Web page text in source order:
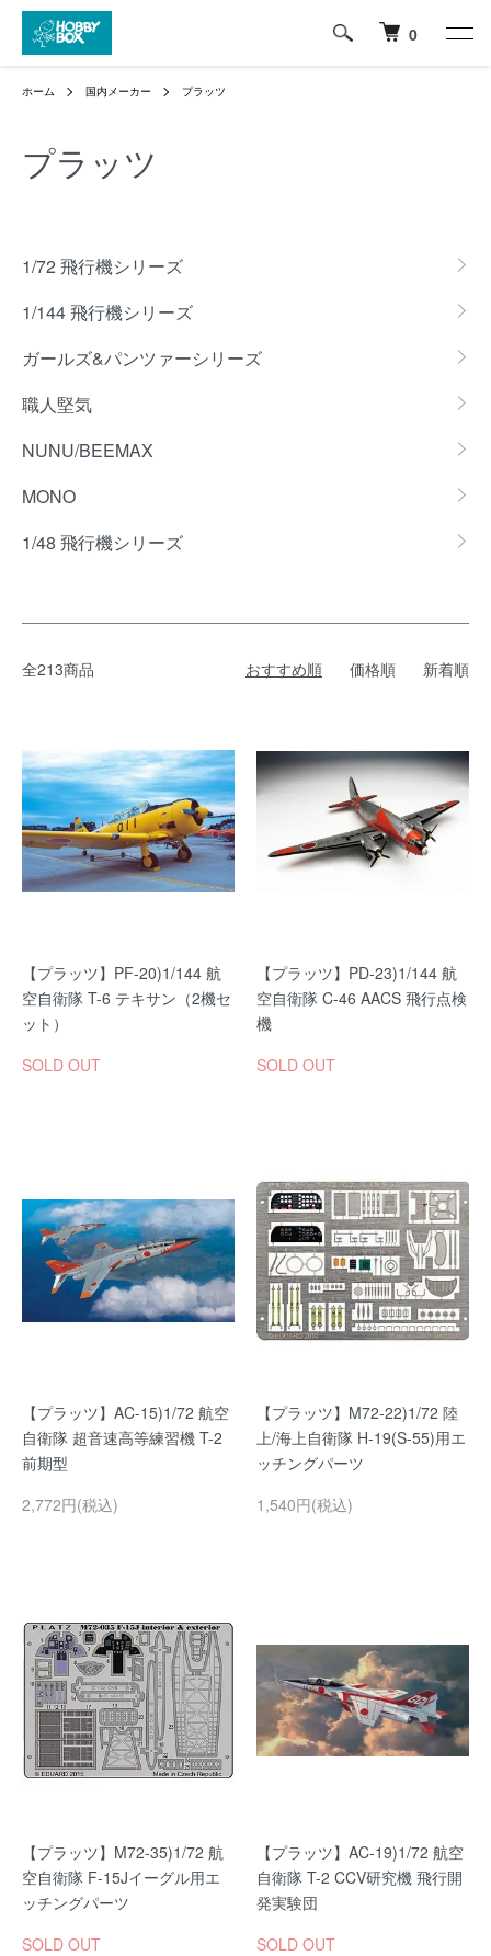
0
ホーム 国内メーカー プラッツ
プラッツ
1/72 飛行機シリーズ
1/144 飛行機シリーズ
ガールズ&パンツァーシリーズ
職人堅気
NUNU/BEEMAX
MONO
1/48 飛行機シリーズ
全213商品 おすすめ順 価格順 新着順
【プラッツ】PF-20)1/144 航
空自衛隊 T-6 テキサン（2機セ
ット）
SOLD OUT
【プラッツ】PD-23)1/144 航
空自衛隊 C-46 AACS 飛行点検
機
SOLD OUT
【プラッツ】AC-15)1/72 航空
自衛隊 超音速高等練習機 T-2
前期型
2,772円(税込)
【プラッツ】M72-22)1/72 陸
上/海上自衛隊 H-19(S-55)用エ
ッチングパーツ
1,540円(税込)
【プラッツ】M72-35)1/72 航
空自衛隊 F-15Jイーグル用エ
ッチングパーツ
SOLD OUT
【プラッツ】AC-19)1/72 航空
自衛隊 T-2 CCV研究機 飛行開
発実験団
SOLD OUT